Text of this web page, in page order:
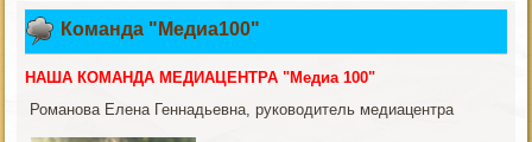
Команда "Медиа100"
НАША КОМАНДА МЕДИАЦЕНТРА "Медиа 100"
Романова Елена Геннадьевна, руководитель медиацентра